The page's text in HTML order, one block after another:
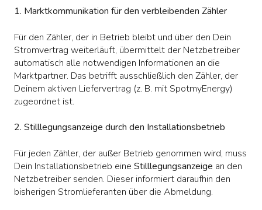
1. Marktkommunikation für den verbleibenden Zähler
Für den Zähler, der in Betrieb bleibt und über den Dein
Stromvertrag weiterläuft, übermittelt der Netzbetreiber
automatisch alle notwendigen Informationen an die
Marktpartner. Das betrifft ausschließlich den Zähler, der
Deinem aktiven Liefervertrag (z. B. mit SpotmyEnergy)
zugeordnet ist.
2. Stilllegungsanzeige durch den Installationsbetrieb
Für jeden Zähler, der außer Betrieb genommen wird, muss
Dein Installationsbetrieb eine Stilllegungsanzeige an den
Netzbetreiber senden. Dieser informiert daraufhin den
bisherigen Stromlieferanten über die Abmeldung.